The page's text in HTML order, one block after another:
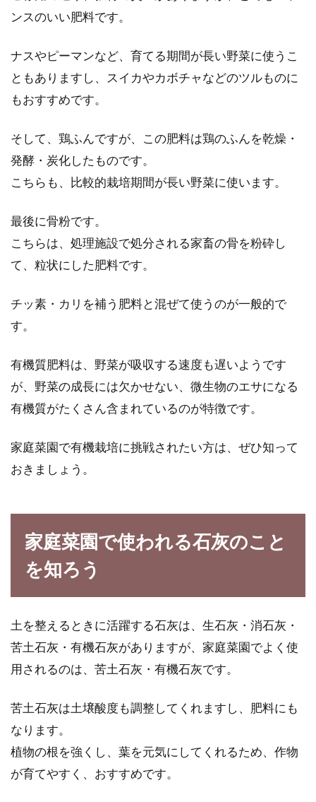
ンスのいい肥料です。
ナスやピーマンなど、育てる期間が長い野菜に使うこ
ともありますし、スイカやカボチャなどのツルものに
もおすすめです。
そして、鶏ふんですが、この肥料は鶏のふんを乾燥・
発酵・炭化したものです。
こちらも、比較的栽培期間が長い野菜に使います。
最後に骨粉です。
こちらは、処理施設で処分される家畜の骨を粉砕し
て、粒状にした肥料です。
チッ素・カリを補う肥料と混ぜて使うのが一般的で
す。
有機質肥料は、野菜が吸収する速度も遅いようです
が、野菜の成長には欠かせない、微生物のエサになる
有機質がたくさん含まれているのが特徴です。
家庭菜園で有機栽培に挑戦されたい方は、ぜひ知って
おきましょう。
家庭菜園で使われる石灰のこと
を知ろう
土を整えるときに活躍する石灰は、生石灰・消石灰・
苦土石灰・有機石灰がありますが、家庭菜園でよく使
用されるのは、苦土石灰・有機石灰です。
苦土石灰は土壌酸度も調整してくれますし、肥料にも
なります。
植物の根を強くし、葉を元気にしてくれるため、作物
が育てやすく、おすすめです。